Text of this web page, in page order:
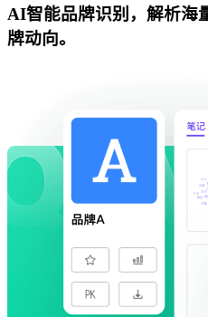
AI智能品牌识别，解析海
牌动向。